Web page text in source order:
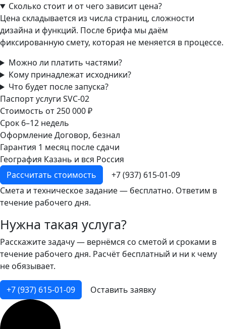
Сколько стоит и от чего зависит цена?
Цена складывается из числа страниц, сложности
дизайна и функций. После брифа мы даём
фиксированную смету, которая не меняется в процессе.
Можно ли платить частями?
Кому принадлежат исходники?
Что будет после запуска?
Паспорт услуги SVC-02
Стоимость от 250 000 ₽
Срок 6–12 недель
ОформлениеДоговор, безнал
Гарантия 1 месяц после сдачи
География Казань и вся Россия
Рассчитать стоимость
+7 (937) 615-01-09
Смета и техническое задание — бесплатно. Ответим в
течение рабочего дня.
Нужна такая услуга?
Расскажите задачу — вернёмся со сметой и сроками в
течение рабочего дня. Расчёт бесплатный и ни к чему
не обязывает.
+7 (937) 615-01-09 Оставить заявку